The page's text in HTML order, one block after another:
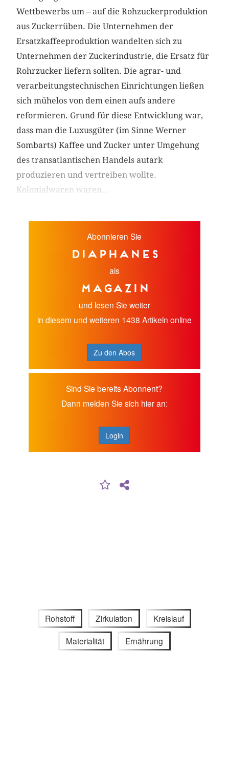
Wettbewerbs um – auf die Rohzuckerproduktion
aus Zuckerrüben. Die Unternehmen der
Ersatzkaffeeproduktion wandelten sich zu
Unternehmen der Zuckerindustrie, die Ersatz für
Rohrzucker liefern sollten. Die agrar- und
verarbeitungstechnischen Einrichtungen ließen
sich mühelos von dem einen aufs andere
reformieren. Grund für diese Entwicklung war,
dass man die Luxusgüter (im Sinne Werner
Sombarts) Kaffee und Zucker unter Umgehung
des transatlantischen Handels autark
produzieren und vertreiben wollte.
Kolonialwaren waren...
Abonnieren Sie
diaphanes
als
Magazin
und lesen Sie weiter
in diesem und weiteren 1438 Artikeln online
Zu den Abos
Sind Sie bereits Abonnent?
Dann melden Sie sich hier an:
Login
Rohstoff Zirkulation Kreislauf
Materialität Ernährung